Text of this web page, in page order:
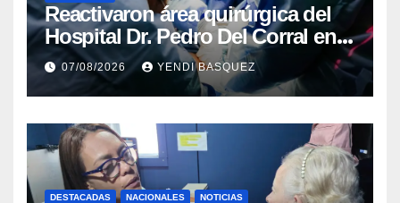
Reactivaron área quirúrgica del
Hospital Dr. Pedro Del Corral en
Guárico
07/08/2026 YENDI BASQUEZ
DESTACADAS NACIONALES NOTICIAS